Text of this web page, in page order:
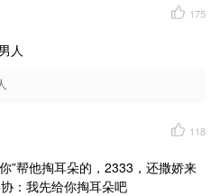
175
人
118
”帮他掏耳朵的，2333，还撒娇来
：我先给你掏耳朵吧